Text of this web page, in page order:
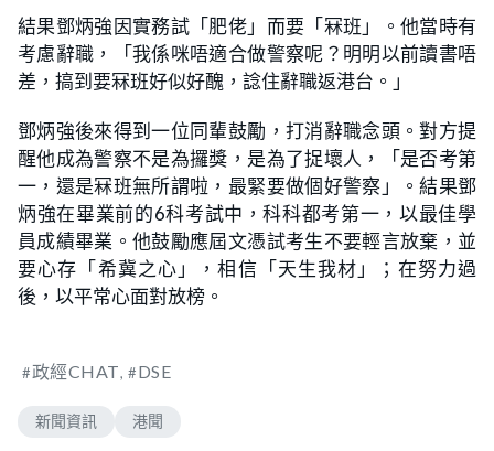
結果鄧炳強因實務試「肥佬」而要「冧班」。他當時有
考慮辭職，「我係咪唔適合做警察呢？明明以前讀書唔
差，搞到要冧班好似好醜，諗住辭職返港台。」
鄧炳強後來得到一位同輩鼓勵，打消辭職念頭。對方提
醒他成為警察不是為攞獎，是為了捉壞人，「是否考第
一，還是冧班無所謂啦，最緊要做個好警察」。結果鄧
炳強在畢業前的6科考試中，科科都考第一，以最佳學
員成績畢業。他鼓勵應屆文憑試考生不要輕言放棄，並
要心存「希冀之心」，相信「天生我材」；在努力過
後，以平常心面對放榜。
政經CHAT DSE
新聞資訊 港聞